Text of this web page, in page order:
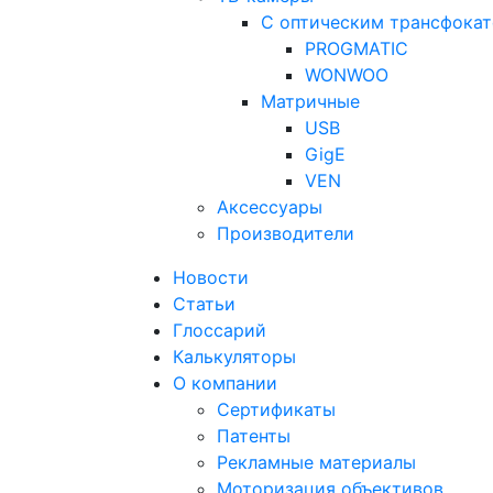
С оптическим
PROGMATIC
WONWOO
Матричные
USB
GigE
VEN
Аксессуары
Производители
Новости
Статьи
Глоссарий
Калькуляторы
О компании
Сертификаты
Патенты
Рекламные материалы
Моторизация объективов